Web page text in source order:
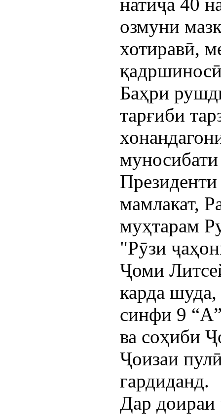
озмуни
хотиравӣ,
Баҳри
тарғиби
мамлакат,
муҳтарам
"Рӯзи
Ҷоми
карда
синфи 9
ва соҳиби
Ҷоизаи
гардиданд.
Дар доираи